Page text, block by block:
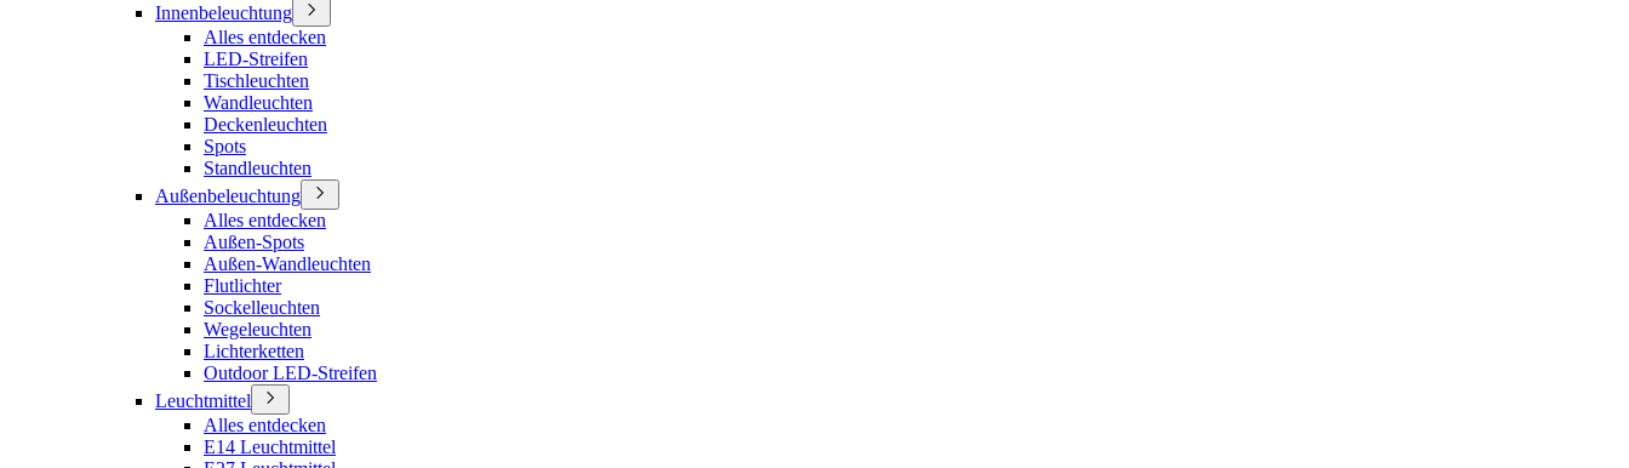
Innenbeleuchtung
Alles entdecken
LED-Streifen
Tischleuchten
Wandleuchten
Deckenleuchten
Spots
Standleuchten
Außenbeleuchtung
Alles entdecken
Außen-Spots
Außen-Wandleuchten
Flutlichter
Sockelleuchten
Wegeleuchten
Lichterketten
Outdoor LED-Streifen
Leuchtmittel
Alles entdecken
E14 Leuchtmittel